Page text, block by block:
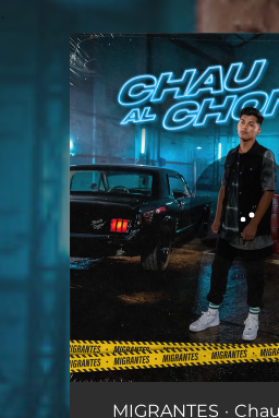
You're all set!
Chau al Chongo
MIGRANTES ·